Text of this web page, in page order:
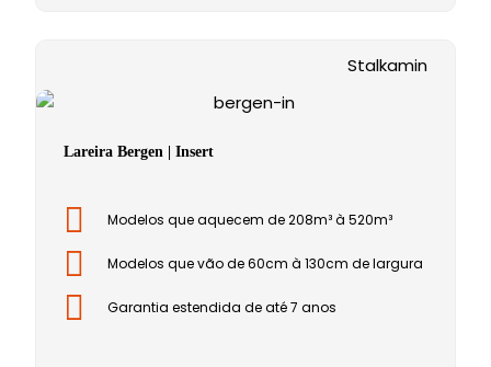
Lareira Bergen | Insert
Stalkamin
Modelos que aquecem de 208m³ à 520m³
Modelos que vão de 60cm à 130cm de largura
Garantia estendida de até 7 anos